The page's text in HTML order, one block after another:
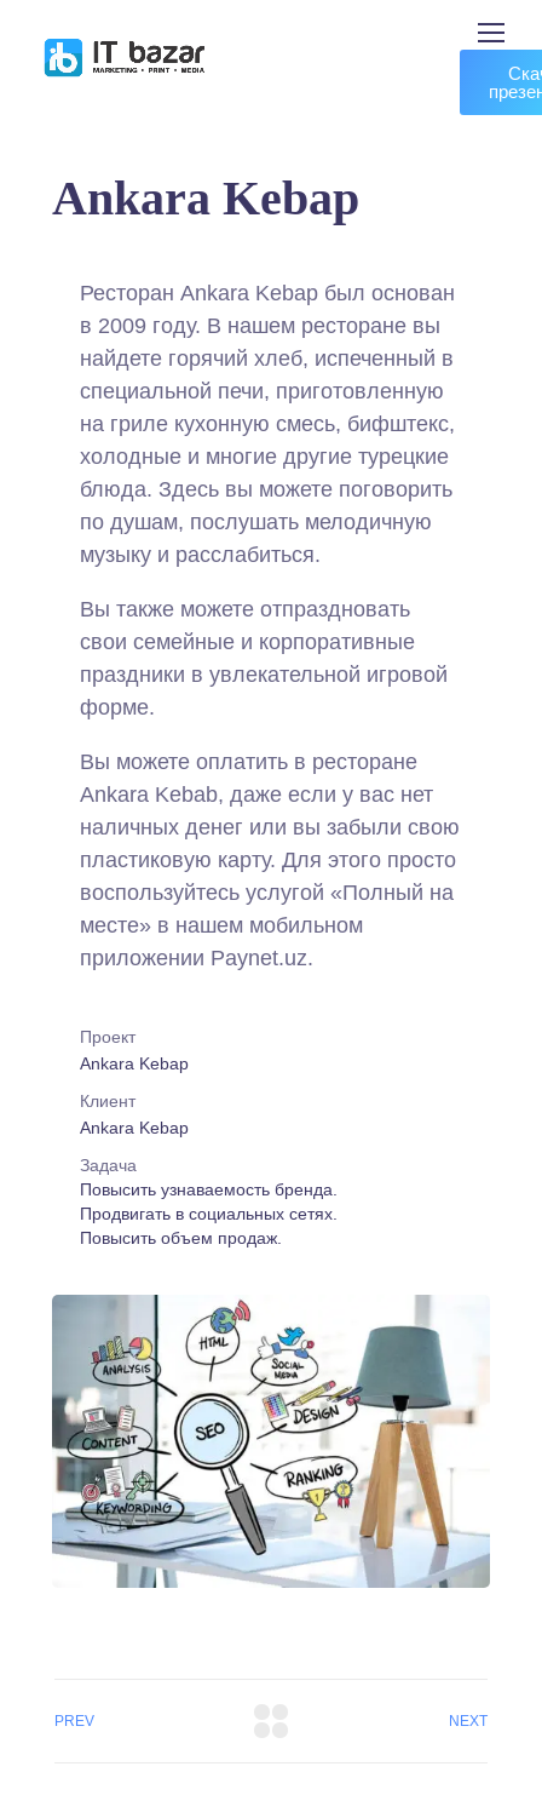
Ankara Kebap
Ресторан Ankara Kebap был основан
в 2009 году. В нашем ресторане вы
найдете горячий хлеб, испеченный в
специальной печи, приготовленную
на гриле кухонную смесь, бифштекс,
холодные и многие другие турецкие
блюда. Здесь вы можете поговорить
по душам, послушать мелодичную
музыку и расслабиться.
Вы также можете отпраздновать
свои семейные и корпоративные
праздники в увлекательной игровой
форме.
Вы можете оплатить в ресторане
Ankara Kebab, даже если у вас нет
наличных денег или вы забыли свою
пластиковую карту. Для этого просто
воспользуйтесь услугой «Полный на
месте» в нашем мобильном
приложении Paynet.uz.
Проект
Ankara Kebap
Клиент
Ankara Kebap
Задача
Повысить узнаваемость бренда.
Продвигать в социальных сетях.
Повысить объем продаж.
PREV NEXT